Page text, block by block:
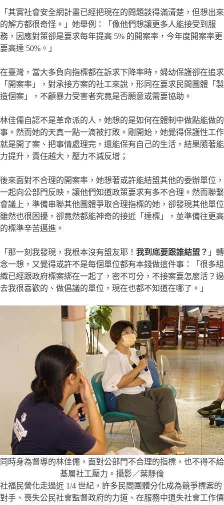
「其實社會安全網計畫已經把現在的問題談得滿清楚，但想出來
的解方都很奇怪。」她舉例：「像他們想讓更多人能接受到服
務，因應對策卻是要求每年提高 5% 的開案率，今年度開案率更
要高達 50%。」
在臺灣，當大多負向指標都在訴求下降率時，婦幼保護卻在追求
「開案率」，對承接方案的社工來說，形同在要求民間團體「製
造個案」，不顧暴力受害者究竟是否願意或需要協助。
林佳儒自認不是革命派的人，她想的是如何在體制中做點能做的
事。然而她的天真一點一滴被打敗。剛開始，她覺得保護性工作
就是開了案、把事情處理完，還能保有自己的生活，結果隨著能
力提升，責任越大，壓力不減反增；
後來面對不合理的開案率，她想著或許能結盟其他的委辦單位，
一起向公部門反映，讓他們知道政策要求有多不合理。然而聯繫
會議上，準備串聯其他團體爭取合理指標的她，卻發現其他單位
雖然也很困擾，卻竟然都能神奇的接近「達標」，並準備往更高
的標準辛苦邁進。
「那一刻我發現，我根本沒有盟友耶！ 我到底要跟誰結盟？ 」轉
念一想，又覺得或許不是每個單位都有本錢做這件事：「很多組
織已經跟政府標案綁在一起了，密不可分，不接案要怎麼活？過
去我很喜歡的、做倡議的單位，現在也都不知道在哪了。」
同時身為督導的林佳儒，面對公部門不合理的指標，也不得不給
基層社工壓力。攝影／葉靜倫
社福民營化走過近 1/4 世紀，許多民間團體分化成為競爭標案的
對手、喪失公民社會監督政府的力道、在服務中遺失社會工作價